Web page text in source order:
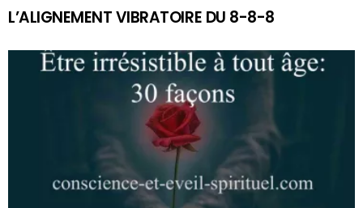
L’ALIGNEMENT VIBRATOIRE DU 8-8-8